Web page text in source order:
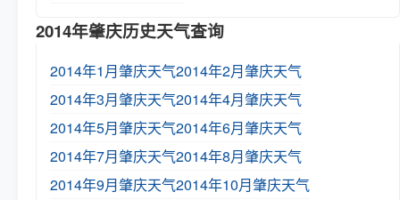
2014年肇庆历史天气查询
2014年1月肇庆天气2014年2月肇庆天气
2014年3月肇庆天气2014年4月肇庆天气
2014年5月肇庆天气2014年6月肇庆天气
2014年7月肇庆天气2014年8月肇庆天气
2014年9月肇庆天气2014年10月肇庆天气